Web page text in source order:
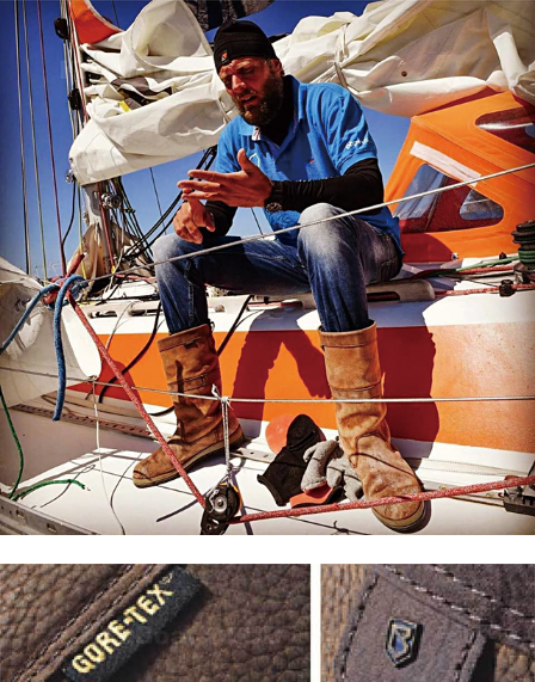
●お取り寄せ商品になります。1週間以内に入荷できない場
合は、改めてご連絡させていただきます。